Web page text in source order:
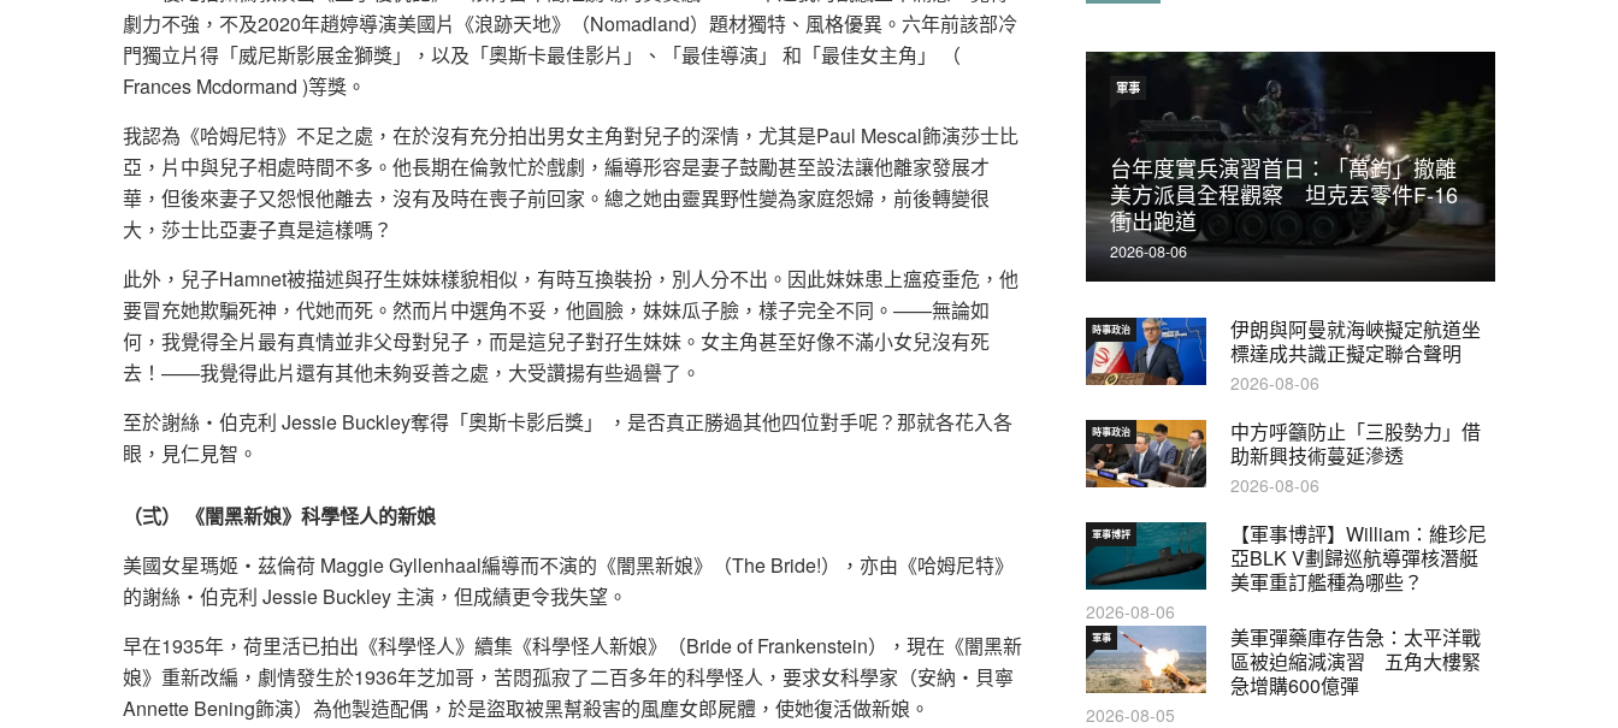
劇力不強，不及2020年趙婷導演美國片《浪跡天地》（Nomadland）題材獨特、風格優異。六年前該部冷
門獨立片得「威尼斯影展金獅獎」，以及「奧斯卡最佳影片」、「最佳導演」 和「最佳女主角」 （
Frances Mcdormand )等獎。
我認為《哈姆尼特》不足之處，在於沒有充分拍出男女主角對兒子的深情，尤其是Paul Mescal飾演莎士比
亞，片中與兒子相處時間不多。他長期在倫敦忙於戲劇，編導形容是妻子鼓勵甚至設法讓他離家發展才
華，但後來妻子又怨恨他離去，沒有及時在喪子前回家。總之她由靈異野性變為家庭怨婦，前後轉變很
大，莎士比亞妻子真是這樣嗎？
此外，兒子Hamnet被描述與孖生妹妹樣貌相似，有時互換裝扮，別人分不出。因此妹妹患上瘟疫垂危，他
要冒充她欺騙死神，代她而死。然而片中選角不妥，他圓臉，妹妹瓜子臉，樣子完全不同。——無論如
何，我覺得全片最有真情並非父母對兒子，而是這兒子對孖生妹妹。女主角甚至好像不滿小女兒沒有死
去！——我覺得此片還有其他未夠妥善之處，大受讚揚有些過譽了。
至於謝絲‧伯克利 Jessie Buckley奪得「奧斯卡影后獎」 ，是否真正勝過其他四位對手呢？那就各花入各
眼，見仁見智。
（弍） 《闇黑新娘》科學怪人的新娘
美國女星瑪姬‧茲倫荷 Maggie Gyllenhaal編導而不演的《闇黑新娘》（The Bride!），亦由《哈姆尼特》
的謝絲‧伯克利 Jessie Buckley 主演，但成績更令我失望。
早在1935年，荷里活已拍出《科學怪人》續集《科學怪人新娘》（Bride of Frankenstein），現在《闇黑新
娘》重新改編，劇情發生於1936年芝加哥，苦悶孤寂了二百多年的科學怪人，要求女科學家（安納‧貝寧
Annette Bening飾演）為他製造配偶，於是盜取被黑幫殺害的風塵女郎屍體，使她復活做新娘。
台年度實兵演習首日：「萬鈞」撤離
美方派員全程觀察 坦克丟零件F-16
衝出跑道
2026-08-06
軍事
伊朗與阿曼就海峽擬定航道坐
標達成共識正擬定聯合聲明
時事政治
2026-08-06
中方呼籲防止「三股勢力」借
助新興技術蔓延滲透
時事政治
2026-08-06
【軍事博評】William：維珍尼
亞BLK V劃歸巡航導彈核潛艇
美軍重訂艦種為哪些？
軍事博評
2026-08-06
美軍彈藥庫存告急：太平洋戰
區被迫縮減演習 五角大樓緊
急增購600億彈
軍事
2026-08-05